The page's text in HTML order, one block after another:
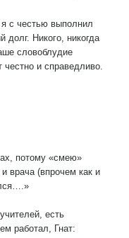
с честью выполнил
долг. Никого, никогда
словоблудие
честно и справедливо.
потому «смею»
врача (впрочем как и
есть
работал, Гнат: